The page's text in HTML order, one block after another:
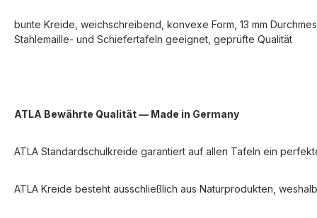
bunte Kreide, weichschreibend, konvexe Form, 13 mm
Stahlemaille- und Schiefertafeln geeignet, geprüfte Qualität
ATLA Bewährte Qualität — Made in Germany
ATLA Standardschulkreide garantiert auf allen Tafeln ein
ATLA Kreide besteht ausschließlich aus Naturprodukten,